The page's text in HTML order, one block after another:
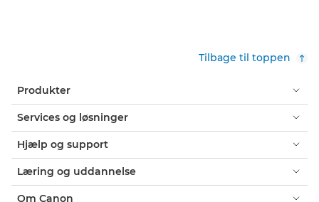
Tilbage til toppen
Produkter
Services og løsninger
Hjælp og support
Læring og uddannelse
Om Canon